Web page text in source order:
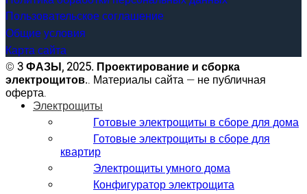
Пользовательское соглашение
Общие условия
Карта сайта
© 3 ФАЗЫ, 2025. Проектирование и сборка
электрощитов.. Материалы сайта — не публичная
оферта.
Электрощиты
Готовые электрощиты в сборе для дома
Готовые электрощиты в сборе для
квартир
Электрощиты умного дома
Конфигуратор электрощита